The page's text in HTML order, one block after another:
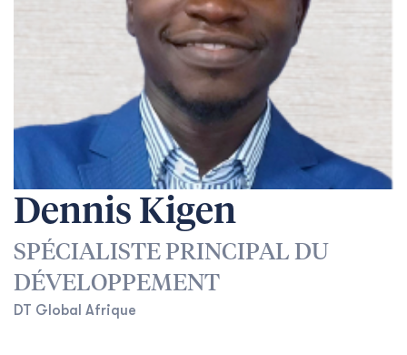
Dennis Kigen
SPÉCIALISTE PRINCIPAL DU
DÉVELOPPEMENT
DT Global Afrique